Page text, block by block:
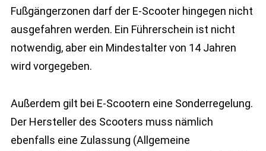
Fußgängerzonen darf der E-Scooter hingegen nicht
ausgefahren werden. Ein Führerschein ist nicht
notwendig, aber ein Mindestalter von 14 Jahren
wird vorgegeben.
Außerdem gilt bei E-Scootern eine Sonderregelung.
Der Hersteller des Scooters muss nämlich
ebenfalls eine Zulassung (Allgemeine